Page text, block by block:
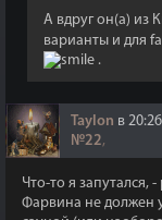
А вдруг он(а) из
варианты и для
.
Taylon в
№22,
Что-то я запутался,
Фарвина не должен